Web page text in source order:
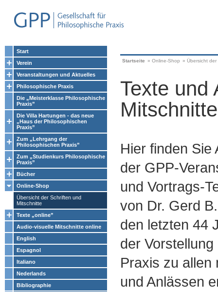
Start
Verein
Veranstaltungen und Aktuelles
Philosophische Praxis
Die „Meisterklasse Philosophische
Praxis”
Die Villa Hartungen - das neue
„Haus der Philosophischen
Praxis”
Zum „Lehrgang der
Philosophischen Praxis”
Zum „Studienkurs Philosophische
Praxis”
Bücher
Online-Shop
Übersicht der Schriften und
Mitschnitte
Texte „online”
Audio-visuelle Mitschnitte online
English
Espagnol
Italiano
Nederlands
Bibliographie
Startseite » Online-Shop » Übersicht
Texte und
Mitschnitte
Hier finden Sie
der GPP-
und Vortrags-
von Dr. Gerd
den letzten 44
der
Praxis zu allen
und Anlässen